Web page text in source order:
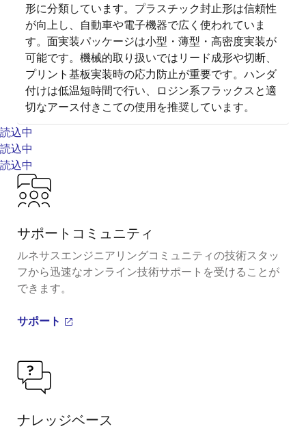
形に分類しています。プラスチック封止形は信頼性
が向上し、自動車や電子機器で広く使われていま
す。面実装パッケージは小型・薄型・高密度実装が
可能です。機械的取り扱いではリード成形や切断、
プリント基板実装時の応力防止が重要です。ハンダ
付けは低温短時間で行い、ロジン系フラックスと適
切なアース付きこての使用を推奨しています。
読込中
読込中
読込中
サポートコミュニティ
ルネサスエンジニアリングコミュニティの技術スタッ
フから迅速なオンライン技術サポートを受けることが
できます。
サポート
ナレッジベース